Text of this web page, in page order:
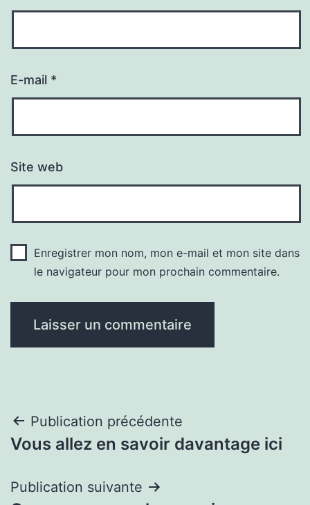
E-mail *
Site web
Enregistrer mon nom, mon e-mail et mon site dans
le navigateur pour mon prochain commentaire.
Navigation
de
l’article
Publication précédente
Vous allez en savoir davantage ici
Publication suivante